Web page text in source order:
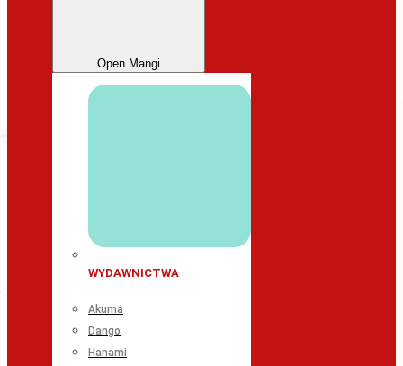
Open Mangi
WYDAWNICTWA
Akuma
Dango
Hanami